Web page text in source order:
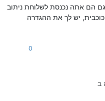
הם אתה נכנסת לשלוחת ניתוב
יש לך את ההגדרה
0
ב